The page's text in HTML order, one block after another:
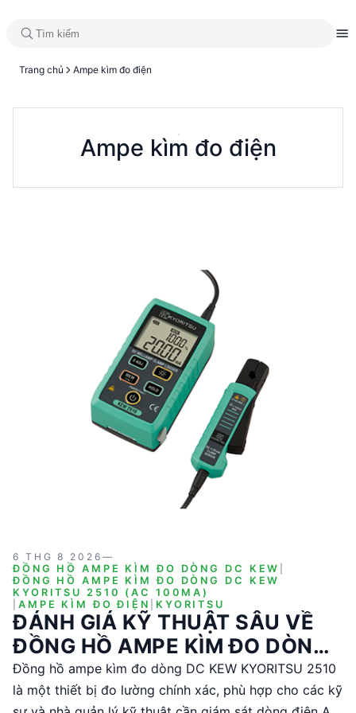
Trang chủ Ampe kìm đo điện
Ampe kìm đo điện
6 THG 8 2026 —
ĐỒNG HỒ AMPE KÌM ĐO DÒNG DC KEW
ĐỒNG HỒ AMPE KÌM ĐO DÒNG DC KEW
KYORITSU 2510 (AC 100MA)
AMPE KÌM ĐO ĐIỆN KYORITSU
ĐÁNH GIÁ KỸ THUẬT SÂU VỀ
ĐỒNG HỒ AMPE KÌM ĐO DÒNG
DC KEW KYORITSU 2510
Đồng hồ ampe kìm đo dòng DC KEW KYORITSU 2510
là một thiết bị đo lường chính xác, phù hợp cho các kỹ